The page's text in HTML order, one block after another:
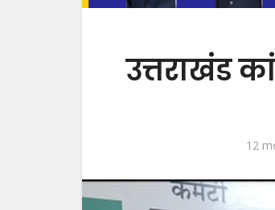
उत्तराखंड
12